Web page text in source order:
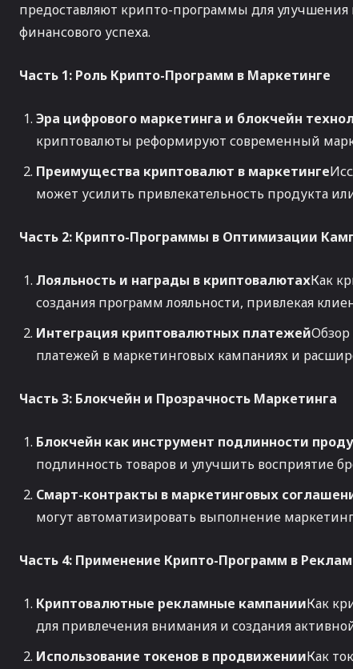
предоставляют крипто-программы для
финансового успеха.
Часть 1: Роль Крипто-Программ в Маркетинге
Эра цифрового маркетинга и блокчейн
криптовалюты реформируют современный
Преимущества криптовалют в маркетинге
может усилить привлекательность продукта
Часть 2: Крипто-Программы в Оптимизации
Лояльность и награды в криптовалютахКак
создания программ лояльности, привлекая
Интеграция криптовалютных платежей
платежей в маркетинговых кампаниях и
Часть 3: Блокчейн и Прозрачность Маркетинга
Блокчейн как инструмент подлинности
подлинность товаров и улучшить восприятие
Смарт-контракты в маркетинговых
могут автоматизировать выполнение
Часть 4: Применение Крипто-Программ в
Криптовалютные рекламные кампанииКак
для привлечения внимания и создания
Использование токенов в продвиженииКак